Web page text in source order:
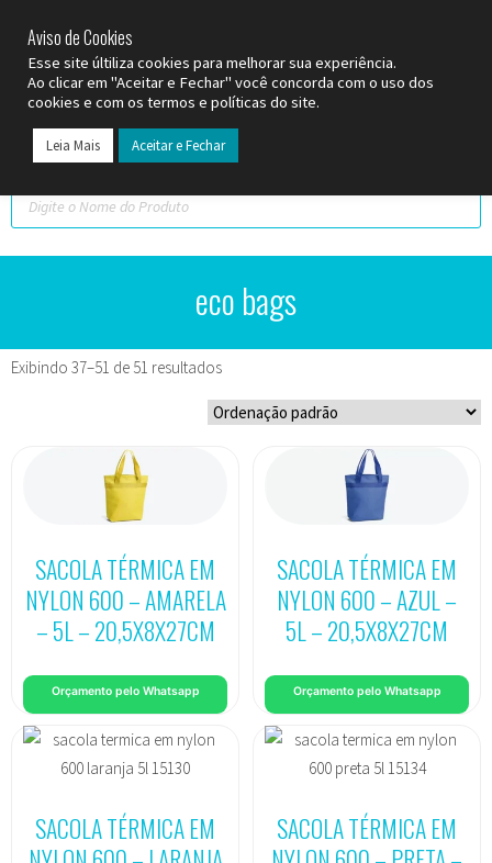
eco bags
Exibindo 37–51 de 51 resultados
SACOLA TÉRMICA EM
NYLON 600 – AMARELA
– 5L – 20,5X8X27CM
Orçamento pelo Whatsapp
SACOLA TÉRMICA EM
NYLON 600 – AZUL –
5L – 20,5X8X27CM
Orçamento pelo Whatsapp
SACOLA TÉRMICA EM
SACOLA TÉRMICA EM
Aviso de Cookies
Esse site últiliza cookies para melhorar sua experiência.
Ao clicar em "Aceitar e Fechar" você concorda com o uso dos
cookies e com os termos e políticas do site.
Leia Mais Aceitar e Fechar